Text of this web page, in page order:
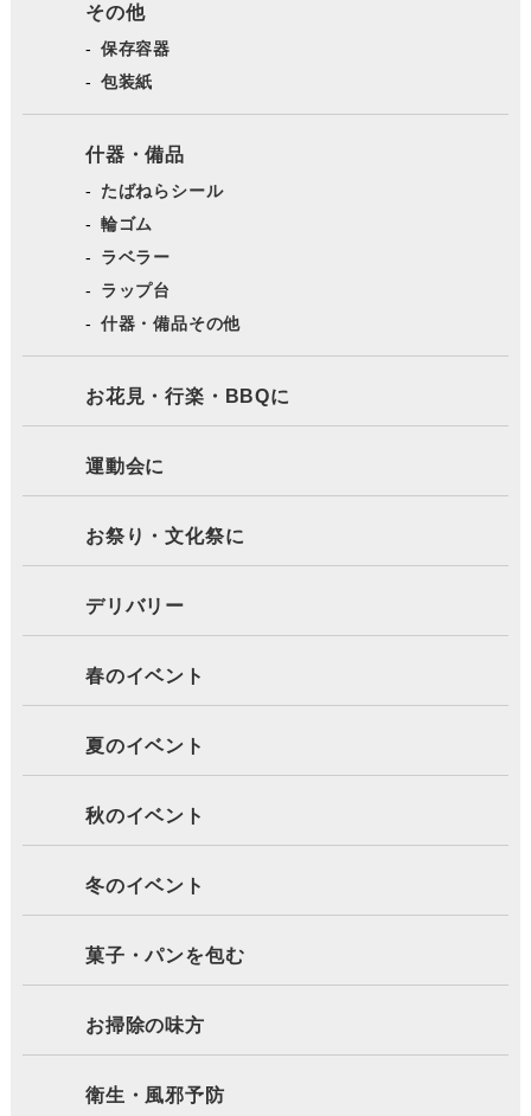
その他
保存容器
包装紙
什器・備品
たばねらシール
輪ゴム
ラベラー
ラップ台
什器・備品その他
お花見・行楽・BBQに
運動会に
お祭り・文化祭に
デリバリー
春のイベント
夏のイベント
秋のイベント
冬のイベント
菓子・パンを包む
お掃除の味方
衛生・風邪予防